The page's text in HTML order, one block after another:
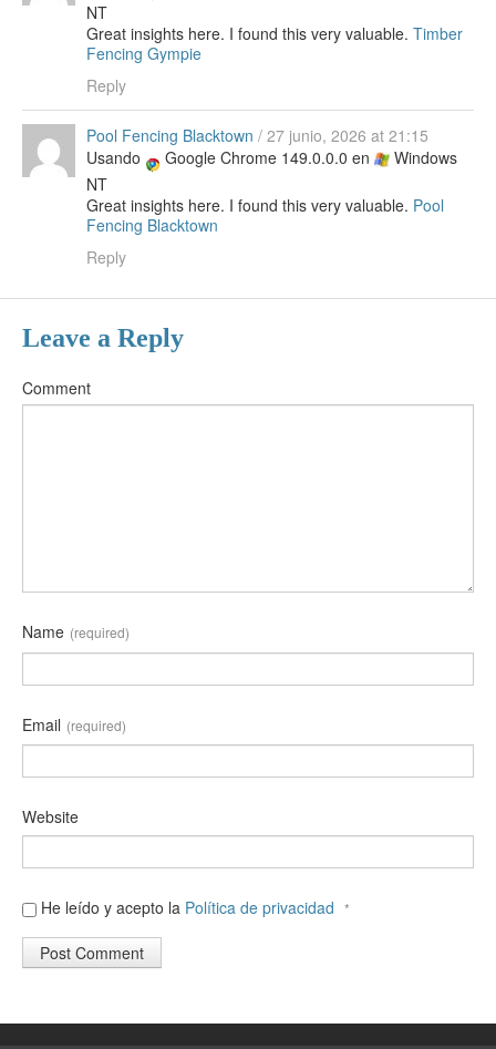
NT
Great insights here. I found this very valuable. Timber
Fencing Gympie
Reply
Pool Fencing Blacktown / 27 junio, 2026 at 21:15
Usando
Google Chrome 149.0.0.0 en
Windows
NT
Great insights here. I found this very valuable. Pool
Fencing Blacktown
Reply
Leave a Reply
Comment
Name (required)
Email (required)
Website
He leído y acepto la Política de privacidad *